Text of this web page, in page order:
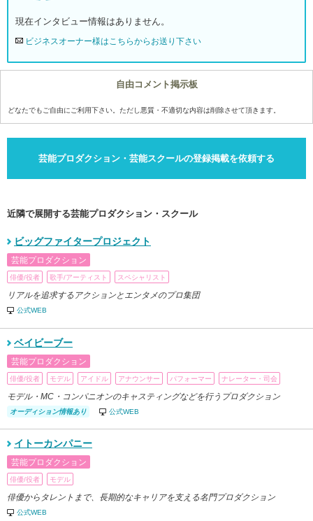
現在インタビュー情報はありません。
ビジネスオーナー様はこちらからお送り下さい
自由コメント掲示板
どなたでもご自由にご利用下さい。ただし悪質・不適切な内容は削除させて頂きます。
芸能プロダクション・芸能スクールの登録掲載を依頼する
近隣で展開する芸能プロダクション・スクール
ビッグファイタープロジェクト
芸能プロダクション
俳優/役者 歌手/アーティスト スペシャリスト
リアルを追求するアクションとエンタメのプロ集団
公式WEB
ベイビーブー
芸能プロダクション
俳優/役者 モデル アイドル アナウンサー パフォーマー ナレーター・司会
モデル・MC・コンパニオンのキャスティングなどを行うプロダクション
オーディション情報あり 公式WEB
イトーカンパニー
芸能プロダクション
俳優/役者 モデル
俳優からタレントまで、長期的なキャリアを支える名門プロダクション
公式WEB